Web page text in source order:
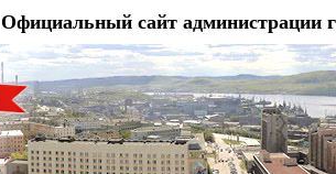
Официальный сайт администрации